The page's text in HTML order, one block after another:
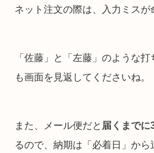
ネット注文の際は、入力ミスが
「佐藤」と「左藤」のような
も画面を見返してくださいね。
また、メール便だと 届くまでに
るので、納期は「必着日」から